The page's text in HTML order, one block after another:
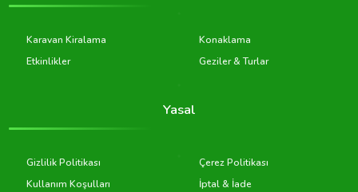
Karavan Kiralama
Konaklama
Etkinlikler
Geziler & Turlar
Yasal
Gizlilik Politikası
Çerez Politikası
Kullanım Koşulları
İptal & İade